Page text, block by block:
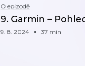
O epizodě
9. Garmin –
9. 8. 2024 37 min